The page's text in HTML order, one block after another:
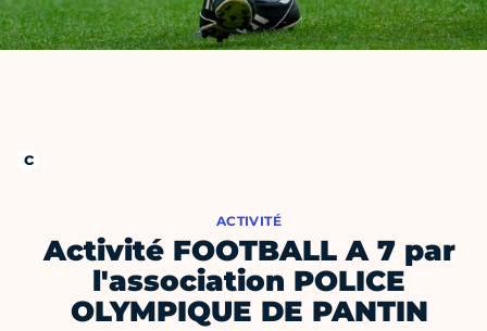
ACTIVITÉ
Activité FOOTBALL A 7 par
l'association POLICE
OLYMPIQUE DE PANTIN